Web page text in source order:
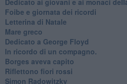
​Foibe e giornata dei ricordi
Letterina di Natale
Mare greco
​Dedicato a George Floyd
​In ricordo di un compagno.
Borges aveva capito
Riflettono fiori rossi
Simon Radowitzky